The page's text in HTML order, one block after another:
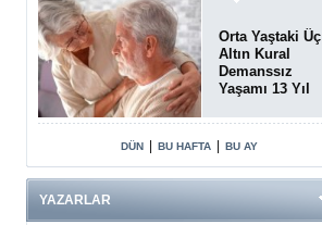
Orta Yaştaki Üç
Altın Kural
Demanssız
Yaşamı 13 Yıl
DÜN BU HAFTA BU AY
YAZARLAR